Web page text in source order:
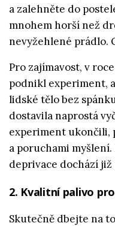
a zalehněte do
mnohem horší než
nevyžehlené prádlo.
Pro zajímavost, v
podnikl experiment,
lidské tělo bez
dostavila naprostá
experiment ukončili,
a poruchami
deprivace dochází již
2. Kvalitní palivo
Skutečně dbejte na